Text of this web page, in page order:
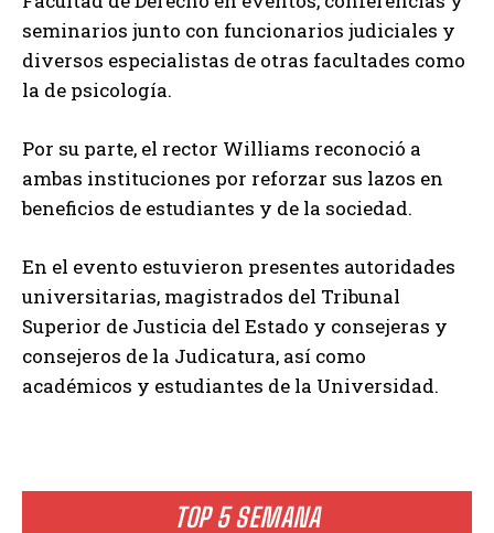
TOP 5 SEMANA
seminarios junto con funcionarios judiciales y
diversos especialistas de otras facultades como
la de psicología.
Por su parte, el rector Williams reconoció a
ambas instituciones por reforzar sus lazos en
beneficios de estudiantes y de la sociedad.
En el evento estuvieron presentes autoridades
universitarias, magistrados del Tribunal
Superior de Justicia del Estado y consejeras y
consejeros de la Judicatura, así como
académicos y estudiantes de la Universidad.